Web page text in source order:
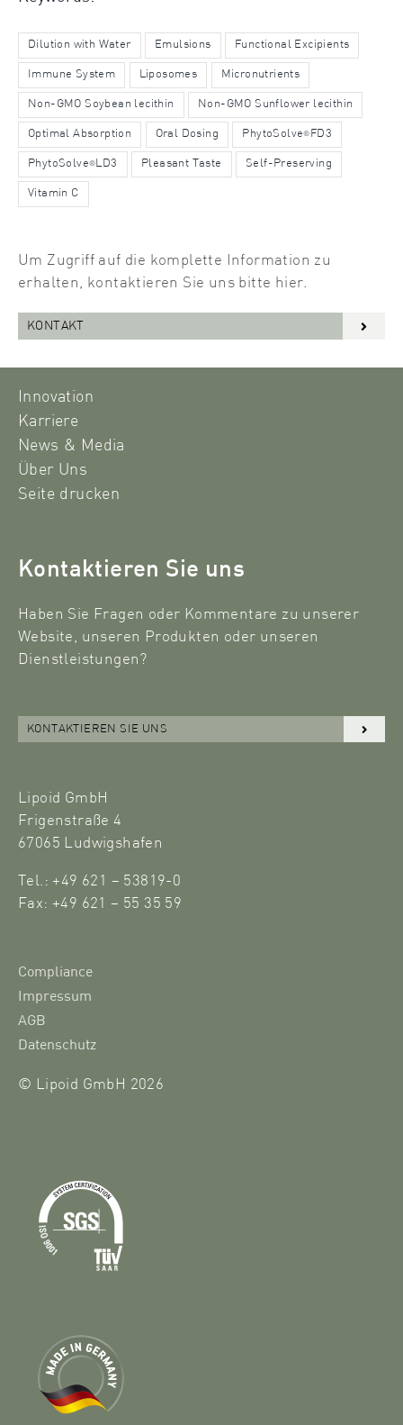
Dilution with Water Emulsions Functional Excipients
Immune System Liposomes Micronutrients
Non-GMO Soybean lecithin Non-GMO Sunflower lecithin
Optimal Absorption Oral Dosing PhytoSolve® FD3
PhytoSolve® LD3 Pleasant Taste Self-Preserving
Vitamin C
Um Zugriff auf die komplette Information zu
erhalten, kontaktieren Sie uns bitte hier.
KONTAKT
Innovation
Karriere
News & Media
Über Uns
Seite drucken
Kontaktieren Sie uns
Haben Sie Fragen oder Kommentare zu unserer
Website, unseren Produkten oder unseren
Dienstleistungen?
KONTAKTIEREN SIE UNS
Lipoid GmbH
Frigenstraße 4
67065 Ludwigshafen
Tel.: +49 621 – 53819-0
Fax: +49 621 – 55 35 59
Compliance
Impressum
AGB
Datenschutz
© Lipoid GmbH 2026